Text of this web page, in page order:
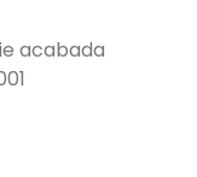
acabada